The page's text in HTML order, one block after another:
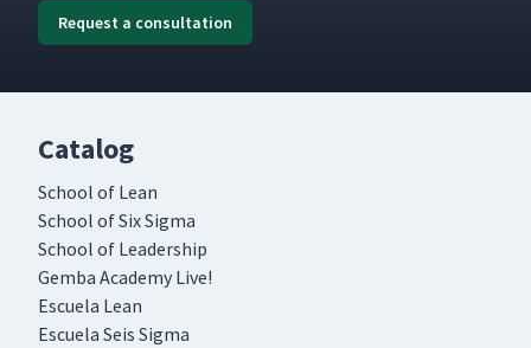
Request a consultation
Catalog
School of Lean
School of Six Sigma
School of Leadership
Gemba Academy Live!
Escuela Lean
Escuela Seis Sigma